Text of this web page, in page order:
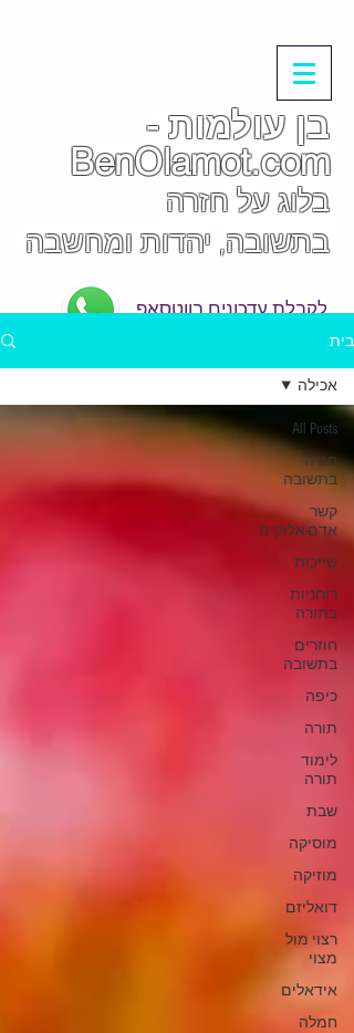
בן עולמות -
BenOlamot.com
בלוג על חזרה
בתשובה, יהדות ומחשבה
לקבלת עדכונים בווטסאפ
בית
All Posts
חזרה
בתשובה
קשר
אדם-אלוקים
שייכות
רוחניות
בתורה
חוזרים
בתשובה
כיפה
תורה
לימוד
תורה
שבת
מוסיקה
מוזיקה
דואליזם
רצוי מול
מצוי
אידאלים
חמלה
אכילה